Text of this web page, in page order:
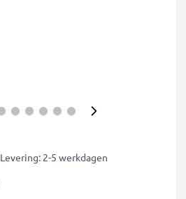
Levering: 2-5 werkdagen